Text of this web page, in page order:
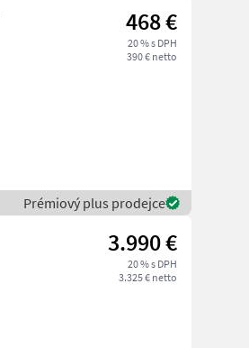
468 €
20 % s DPH
390 € netto
Prémiový plus prodejce
3.990 €
20 % s DPH
3.325 € netto